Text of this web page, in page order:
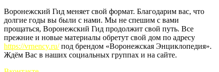
Воронежский Гид меняет свой формат. Благодарим вас, что
долгие годы вы были с нами. Мы не спешим с вами
прощаться, Воронежский Гид продолжит свой путь. Все
прежние и новые материалы обретут свой дом по адресу
https://vrnency.ru/под брендом «Воронежская Энциклопедия».
Ждём Вас в наших социальных группах и на сайте.